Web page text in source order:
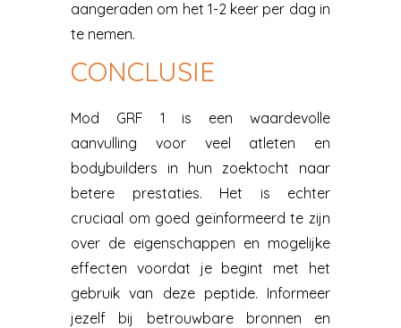
aangeraden om het 1-2 keer per dag in
te nemen.
CONCLUSIE
Mod GRF 1 is een waardevolle
aanvulling voor veel atleten en
bodybuilders in hun zoektocht naar
betere prestaties. Het is echter
cruciaal om goed geïnformeerd te zijn
over de eigenschappen en mogelijke
effecten voordat je begint met het
gebruik van deze peptide. Informeer
jezelf bij betrouwbare bronnen en